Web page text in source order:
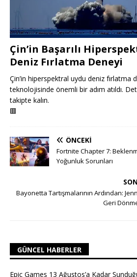
Çin’in Başarılı
Deniz Fırlatma Deneyi
Çin’in hiperspektral uydu deniz fırlatma
teknolojisinde önemli bir adım atıldı.
takipte kalın.
🟥
ÖNCEKI
Fortnite Chapter 7:
Yoğunluk Sorunları
Bayonetta Tartışmalarının Ardından:
Geri
GÜNCEL HABERLER
Epic Games 13 Ağustos’a Kadar